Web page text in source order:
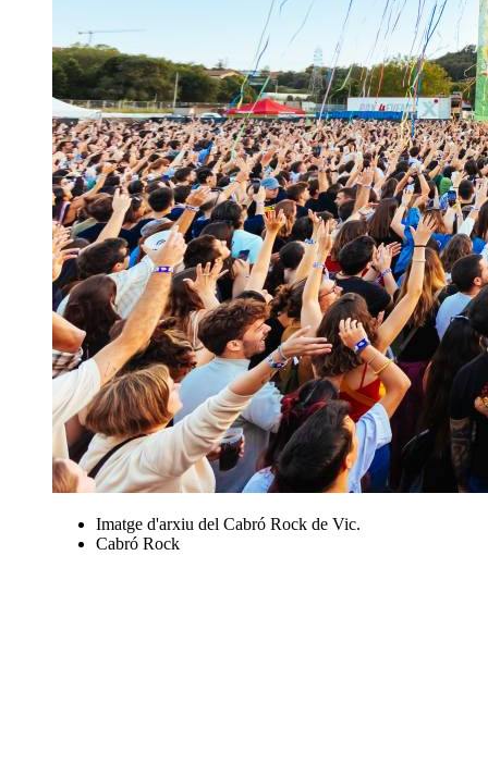
Imatge d'arxiu del Cabró Rock de Vic.
Cabró Rock